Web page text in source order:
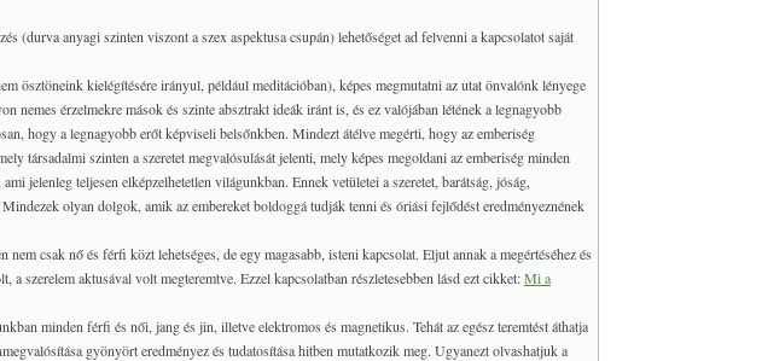
(durva anyagi szinten viszont a szex aspektusa csupán) lehetőséget ad felvenni a kapcsolatot saját
ösztöneink kielégítésére irányul, például meditációban), képes megmutatni az utat önvalónk lényege
nemes érzelmekre mások és szinte absztrakt ideák iránt is, és ez valójában létének a legnagyobb
hogy a legnagyobb erőt képviseli belsőnkben. Mindezt átélve megérti, hogy az emberiség
társadalmi szinten a szeretet megvalósulását jelenti, mely képes megoldani az emberiség minden
jelenleg teljesen elképzelhetetlen világunkban. Ennek vetületei a szeretet, barátság, jóság,
olyan dolgok, amik az embereket boldoggá tudják tenni és óriási fejlődést eredményeznének
nem csak nő és férfi közt lehetséges, de egy magasabb, isteni kapcsolat. Eljut annak a megértéséhez és
a szerelem aktusával volt megteremtve. Ezzel kapcsolatban részletesebben lásd ezt cikket:Mi a
minden férfi és női, jang és jin, illetve elektromos és magnetikus. Tehát az egész teremtést áthatja
gyönyört eredményez és tudatosítása hitben mutatkozik meg. Ugyanezt olvashatjuk a